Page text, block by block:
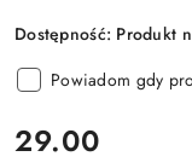
Dostępność: Produkt
Powiadom gdy
cena:
29.00